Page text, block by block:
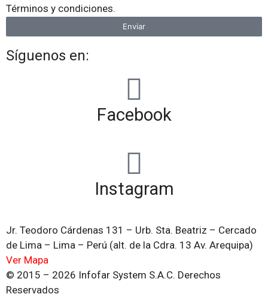
Términos y condiciones.
Enviar
Síguenos en:
Facebook
Instagram
Jr. Teodoro Cárdenas 131 – Urb. Sta. Beatriz – Cercado
de Lima – Lima – Perú (alt. de la Cdra. 13 Av. Arequipa)
Ver Mapa
© 2015 – 2026 Infofar System S.A.C. Derechos
Reservados